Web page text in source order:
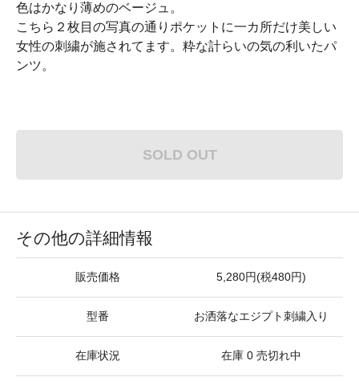
色はかなり薄めのベージュ。
こちら２枚目の写真の通りポケットに一カ所だけ美しい
女性の刺繍が施されてます。粋な計らいの気の利いたパ
ンツ。
SOLD OUT
その他の詳細情報
販売価格 5,280円(税480円)
型番 お洒落なエジプト刺繍入り
在庫状況 在庫 0 売切れ中